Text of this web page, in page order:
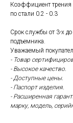
Коэффициент трения
по стали 0.2 - 0.3
Срок службы от 3-х
подъемника.
Уважаемый
- Товар
- Высокое качество.
- Доступные цены.
- Паспорт изделия.
- Расширенная
марку, модель,